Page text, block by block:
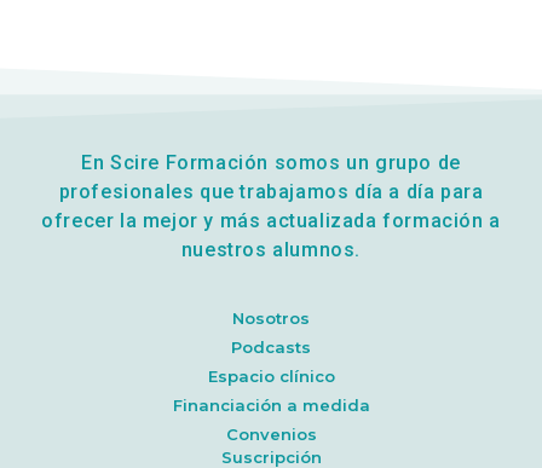
En Scire Formación somos un grupo de
profesionales que trabajamos día a día para
ofrecer la mejor y más actualizada formación a
nuestros alumnos.
Nosotros
Podcasts
Espacio clínico
Financiación a medida
Convenios
Suscripción